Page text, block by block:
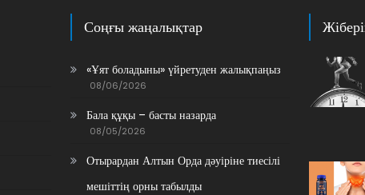
Соңғы жаңалықтар
«Ұят боладыны» үйретуден жалықпаңыз
08/06/2026
Бала құқы – басты назарда
08/05/2026
Отырардан Алтын Орда дәуіріне тиесілі
мешіттің орны табылды